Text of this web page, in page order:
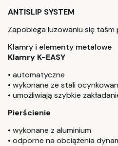
ANTISLIP SYSTEM
Zapobiega luzowaniu się
Klamry i elementy metalowe
Klamry K-EASY
• automatyczne
• wykonane ze stali
• umożliwiają szybkie
Pierścienie
• wykonane z aluminium
• odporne na obciążenia